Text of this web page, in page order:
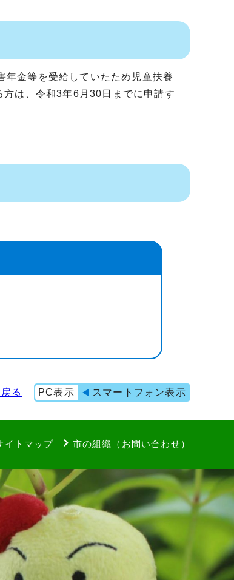
年金等を受給していたため児童扶養
は、令和3年6月30日までに申請す
る PC表示 スマートフォン表示
イトマップ 市の組織（お問い合わせ）